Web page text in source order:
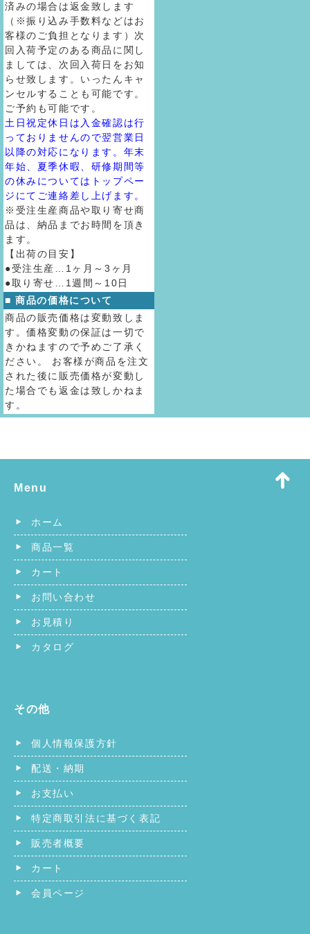
済みの場合は返金致します
（※振り込み手数料などはお
客様のご負担となります）次
回入荷予定のある商品に関し
ましては、次回入荷日をお知
らせ致します。いったんキャ
ンセルすることも可能です。
ご予約も可能です。
土日祝定休日は入金確認は行
っておりませんので翌営業日
以降の対応になります。年末
年始、夏季休暇、研修期間等
の休みについてはトップペー
ジにてご連絡差し上げます。
※受注生産商品や取り寄せ商
品は、納品までお時間を頂き
ます。
【出荷の目安】
●受注生産…1ヶ月～3ヶ月
●取り寄せ…1週間～10日
■ 商品の価格について
商品の販売価格は変動致しま
す。価格変動の保証は一切で
きかねますので予めご了承く
ださい。 お客様が商品を注文
された後に販売価格が変動し
た場合でも返金は致しかねま
す。
Menu
ホーム
商品一覧
カート
お問い合わせ
お見積り
カタログ
その他
個人情報保護方針
配送・納期
お支払い
特定商取引法に基づく表記
販売者概要
カート
会員ページ